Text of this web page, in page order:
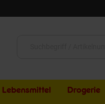
Lebensmittel Drogerie